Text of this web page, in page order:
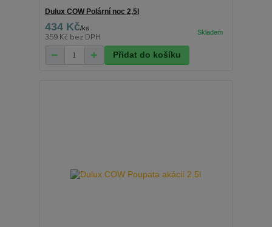
Dulux COW Polární noc 2,5l
434 Kč/ks
359 Kč bez DPH
Přidat do košíku